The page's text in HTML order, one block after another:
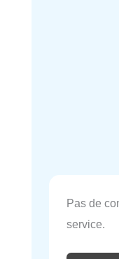
Pas de
service.